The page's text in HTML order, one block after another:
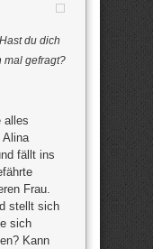
du dich
mal gefragt?
alles
Alina
fällt ins
Frau.
stellt sich
sich
Kann